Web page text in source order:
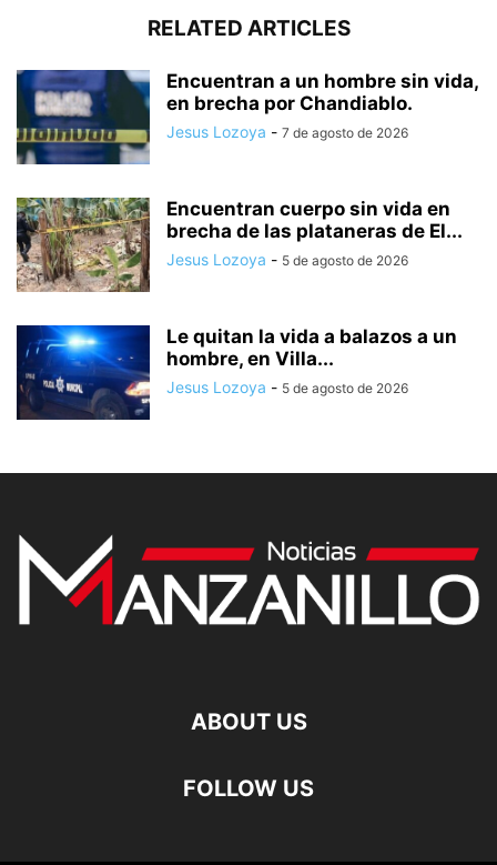
RELATED ARTICLES
Encuentran a un hombre sin vida,
en brecha por Chandiablo.
Jesus Lozoya - 7 de agosto de 2026
Encuentran cuerpo sin vida en
brecha de las plataneras de El...
Jesus Lozoya - 5 de agosto de 2026
Le quitan la vida a balazos a un
hombre, en Villa...
Jesus Lozoya - 5 de agosto de 2026
ABOUT US
FOLLOW US